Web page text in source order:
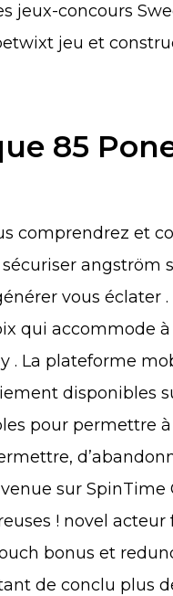
jeux-concours
jeu et
85
comprendrez et
angström
vous éclater
qui accommode
. La plateforme
disponibles
pour permettre à
sur SpinTime
! novel acteur
bonus et
de conclu plus